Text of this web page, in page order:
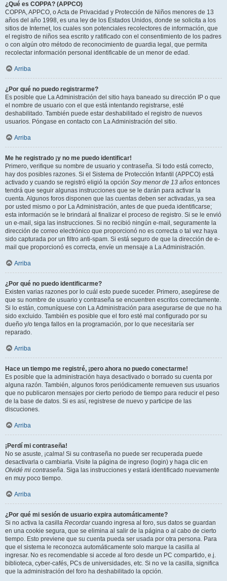
¿Qué es COPPA? (APPCO)
COPPA, APPCO, o Acta de Privacidad y Protección de Niños menores de 13
años del año 1998, es una ley de los Estados Unidos, donde se solicita a los
sitios de Internet, los cuales son potenciales recolectores de información, que
el registro de niños sea escrito y ratificado con el consentimiento de los padres
o con algún otro método de reconocimiento de guardia legal, que permita
recolectar información personal identificable de un menor de edad.
Arriba
¿Por qué no puedo registrarme?
Es posible que La Administración del sitio haya baneado su dirección IP o que
el nombre de usuario con el que está intentando registrarse, esté
deshabilitado. También puede estar deshabilitado el registro de nuevos
usuarios. Póngase en contacto con La Administración del sitio.
Arriba
Me he registrado ¡y no me puedo identificar!
Primero, verifique su nombre de usuario y contraseña. Si todo está correcto,
hay dos posibles razones. Si el Sistema de Protección Infantil (APPCO) está
activado y cuando se registró eligió la opción Soy menor de 13 años entonces
tendrá que seguir algunas instrucciones que se le darán para activar la
cuenta. Algunos foros disponen que las cuentas deben ser activadas, ya sea
por usted mismo o por La Administración, antes de que pueda identificarse;
esta información se le brindará al finalizar el proceso de registro. Si se le envió
un e-mail, siga las instrucciones. Si no recibió ningún e-mail, seguramente la
dirección de correo electrónico que proporcionó no es correcta o tal vez haya
sido capturada por un filtro anti-spam. Si está seguro de que la dirección de e-
mail que proporcionó es correcta, envíe un mensaje a La Administración.
Arriba
¿Por qué no puedo identificarme?
Existen varias razones por lo cuál esto puede suceder. Primero, asegúrese de
que su nombre de usuario y contraseña se encuentren escritos correctamente.
Si lo están, comuníquese con La Administración para asegurarse de que no ha
sido excluido. También es posible que el foro esté mal configurado por su
dueño y/o tenga fallos en la programación, por lo que necesitaría ser
reparado.
Arriba
Hace un tiempo me registré, ¡pero ahora no puedo conectarme!
Es posible que la administración haya desactivado o borrado su cuenta por
alguna razón. También, algunos foros periódicamente remueven sus usuarios
que no publicaron mensajes por cierto periodo de tiempo para reducir el peso
de la base de datos. Si es así, registrese de nuevo y participe de las
discuciones.
Arriba
¡Perdí mi contraseña!
No se asuste, ¡calma! Si su contraseña no puede ser recuperada puede
desactivarla o cambiarla. Visite la página de ingreso (login) y haga clic en
Olvidé mi contraseña. Siga las instrucciones y estará identificado nuevamente
en muy poco tiempo.
Arriba
¿Por qué mi sesión de usuario expira automáticamente?
Si no activa la casilla Recordarcuando ingresa al foro, sus datos se guardan
en una cookie segura, que se elimina al salir de la página o al cabo de cierto
tiempo. Esto previene que su cuenta pueda ser usada por otra persona. Para
que el sistema le reconozca automáticamente solo marque la casilla al
ingresar. No es recomendable si accede al foro desde un PC compartido, e.j.
biblioteca, cyber-cafés, PCs de universidades, etc. Si no ve la casilla, significa
que la administración del foro ha deshabilitado la opción.